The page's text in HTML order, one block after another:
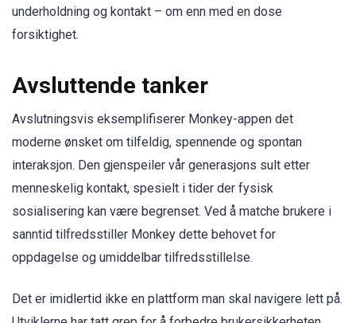
underholdning og kontakt – om enn med en dose
forsiktighet.
Avsluttende tanker
Avslutningsvis eksemplifiserer Monkey-appen det
moderne ønsket om tilfeldig, spennende og spontan
interaksjon. Den gjenspeiler vår generasjons sult etter
menneskelig kontakt, spesielt i tider der fysisk
sosialisering kan være begrenset. Ved å matche brukere i
sanntid tilfredsstiller Monkey dette behovet for
oppdagelse og umiddelbar tilfredsstillelse.
Det er imidlertid ikke en plattform man skal navigere lett på.